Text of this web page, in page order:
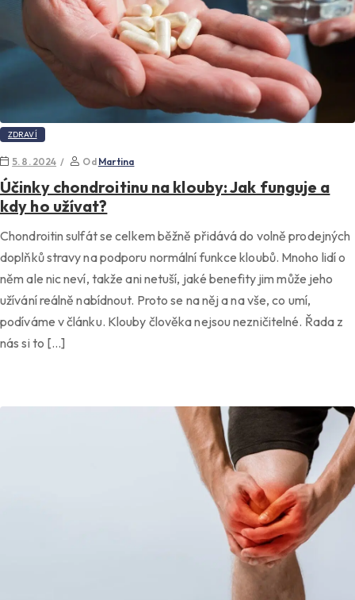
ZDRAVÍ
5. 8. 2024 Od Martina
Účinky chondroitinu na klouby: Jak funguje a
kdy ho užívat?
Chondroitin sulfát se celkem běžně přidává do volně prodejných
doplňků stravy na podporu normální funkce kloubů. Mnoho lidí o
něm ale nic neví, takže ani netuší, jaké benefity jim může jeho
užívání reálně nabídnout. Proto se na něj a na vše, co umí,
podíváme v článku. Klouby člověka nejsou nezničitelné. Řada z
nás si to […]